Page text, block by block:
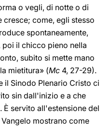
o vegli, di notte o di
come, egli stesso
spontaneamente,
il chicco pieno nella
subito si mette mano
mietitura» (Mc 4, 27-29).
il Sinodo Plenario Cristo ci
sin dall'inizio e a che
servito all'estensione del
mostrano come